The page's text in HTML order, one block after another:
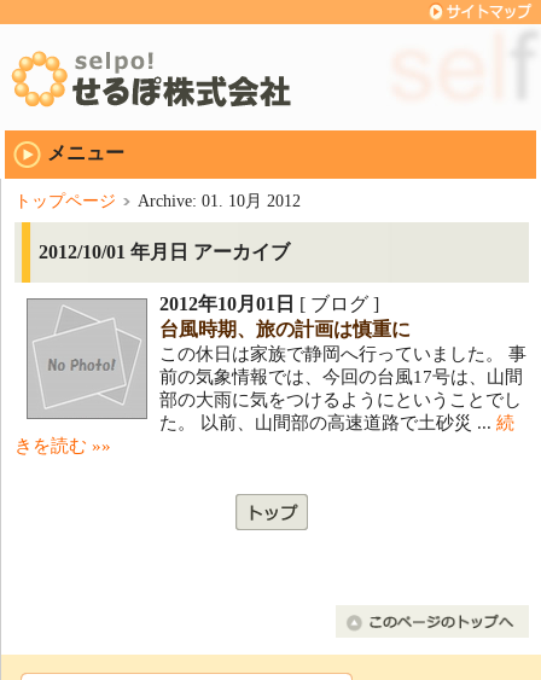
メニュー
トップページ Archive: 01. 10月 2012
2012/10/01 年月日 アーカイブ
2012年10月01日 [ ブログ ]
台風時期、旅の計画は慎重に
この休日は家族で静岡へ行っていました。 事
前の気象情報では、今回の台風17号は、山間
部の大雨に気をつけるようにということでし
た。 以前、山間部の高速道路で土砂災 ... 続
きを読む »»